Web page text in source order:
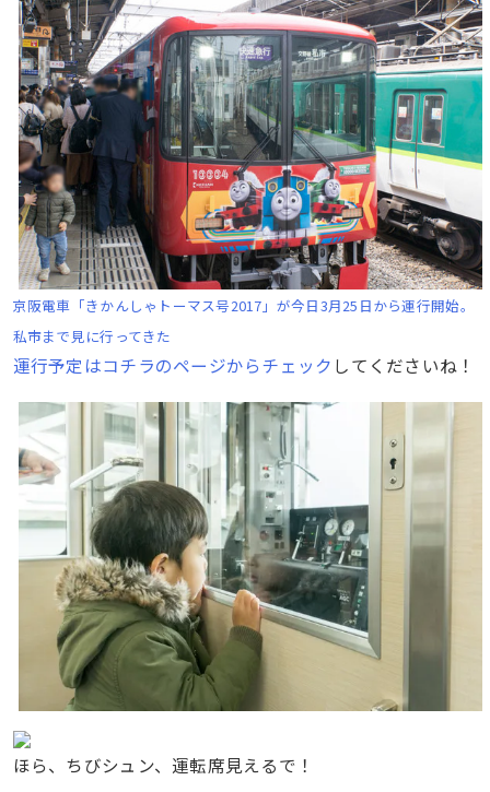
京阪電車「きかんしゃトーマス号2017」が今日3月25日から運行開始。
私市まで見に行ってきた
運行予定はコチラのページからチェック してくださいね！
ほら、ちびシュン、運転席見えるで！